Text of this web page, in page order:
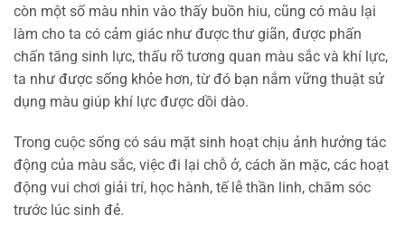
còn một số màu nhìn vào thấy buồn hiu, cũng có màu lại
làm cho ta có cảm giác như được thư giãn, được phấn
chấn tăng sinh lực, thấu rõ tương quan màu sắc và khí lực,
ta như được sống khỏe hơn, từ đó bạn nắm vững thuật sử
dụng màu giúp khí lực được dồi dào.
Trong cuộc sống có sáu mặt sinh hoạt chịu ảnh hưởng tác
động của màu sắc, việc đi lại chỗ ở, cách ăn mặc, các hoạt
động vui chơi giải trí, học hành, tế lễ thần linh, chăm sóc
trước lúc sinh đẻ.